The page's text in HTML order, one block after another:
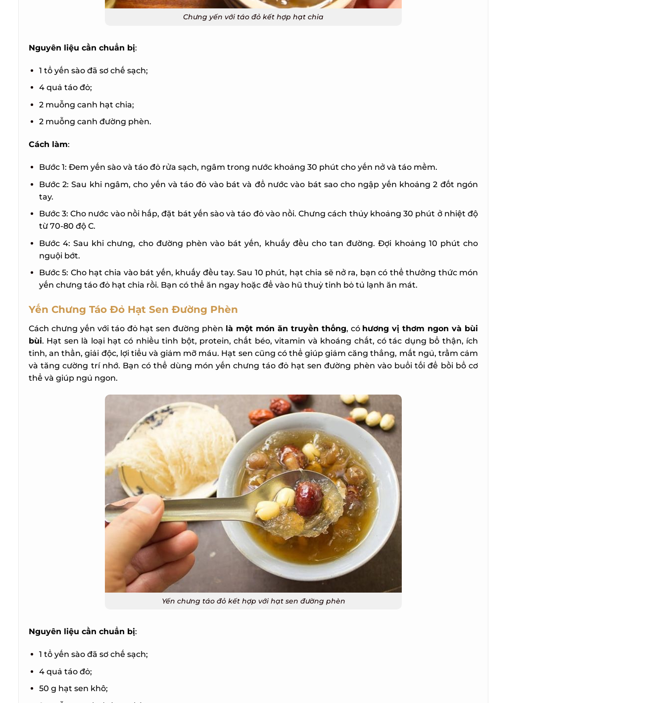
Chưng yến với táo đỏ kết hợp hạt chia
Nguyên liệu cần chuẩn bị:
1 tổ yến sào đã sơ chế sạch;
4 quả táo đỏ;
2 muỗng canh hạt chia;
2 muỗng canh đường phèn.
Cách làm:
Bước 1: Đem yến sào và táo đỏ rửa sạch, ngâm trong nước khoảng 30 phút cho yến nở và táo mềm.
Bước 2: Sau khi ngâm, cho yến và táo đỏ vào bát và đổ nước vào bát sao cho ngập yến khoảng 2 đốt ngón
tay.
Bước 3: Cho nước vào nồi hấp, đặt bát yến sào và táo đỏ vào nồi. Chưng cách thủy khoảng 30 phút ở nhiệt độ
từ 70-80 độ C.
Bước 4: Sau khi chưng, cho đường phèn vào bát yến, khuấy đều cho tan đường. Đợi khoảng 10 phút cho
nguội bớt.
Bước 5: Cho hạt chia vào bát yến, khuấy đều tay. Sau 10 phút, hạt chia sẽ nở ra, bạn có thể thưởng thức món
yến chưng táo đỏ hạt chia rồi. Bạn có thể ăn ngay hoặc để vào hũ thuỷ tinh bỏ tủ lạnh ăn mát.
Yến Chưng Táo Đỏ Hạt Sen Đường Phèn
Cách chưng yến với táo đỏ hạt sen đường phènlà một món ăn truyền thống, cóhương vị thơm ngon và bùi
bùi. Hạt sen là loại hạt có nhiều tinh bột, protein, chất béo, vitamin và khoáng chất, có tác dụng bổ thận, ích
tinh, an thần, giải độc, lợi tiểu và giảm mỡ máu. Hạt sen cũng có thể giúp giảm căng thẳng, mất ngủ, trầm cảm
và tăng cường trí nhớ. Bạn có thể dùng món yến chưng táo đỏ hạt sen đường phèn vào buổi tối để bồi bổ cơ
thể và giúp ngủ ngon.
Yến chưng táo đỏ kết hợp với hạt sen đường phèn
Nguyên liệu cần chuẩn bị:
1 tổ yến sào đã sơ chế sạch;
4 quả táo đỏ;
50 g hạt sen khô;